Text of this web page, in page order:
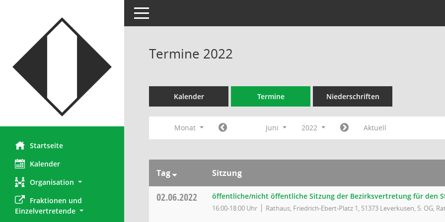
Startseite
Kalender
Organisation
Fraktionen und
Einzelvertretende
Toggle navigation
Termine 2022
Kalender Termine Niederschriften
Monat Juni 2022 Aktuell
Tag Sitzung
02.06.2022 öffentliche/nicht öffentliche Sitzung der Bezirksvertretung für den
16:00-18:00 Uhr Rathaus, Friedrich-Ebert-Platz 1, 51373 Leverkusen, 5. OG,